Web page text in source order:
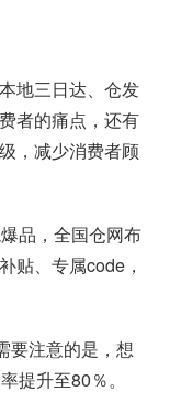
地三日达、仓发
者的痛点，还有
，减少消费者顾
品，全国仓网布
贴、专属code，
要注意的是，想
提升至80％。